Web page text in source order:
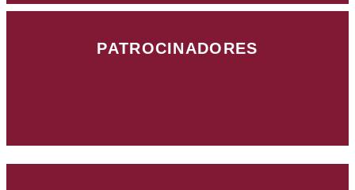
PATROCINADORES